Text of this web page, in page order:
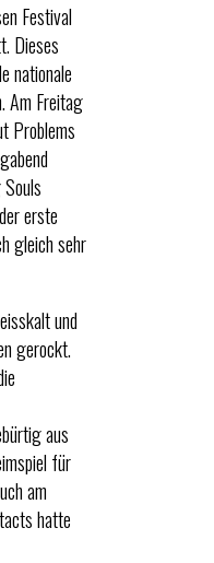
Festival
Dieses
nationale
Am Freitag
Problems
erste
gleich sehr
und
gerockt.
aus
für
am
hatte